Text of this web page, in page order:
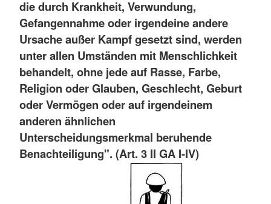
die durch Krankheit, Verwundung,
Gefangennahme oder irgendeine andere
Ursache außer Kampf gesetzt sind, werden
unter allen Umständen mit Menschlichkeit
behandelt, ohne jede auf Rasse, Farbe,
Religion oder Glauben, Geschlecht, Geburt
oder Vermögen oder auf irgendeinem
anderen ähnlichen
Unterscheidungsmerkmal beruhende
Benachteiligung". (Art. 3 II GA I-IV)